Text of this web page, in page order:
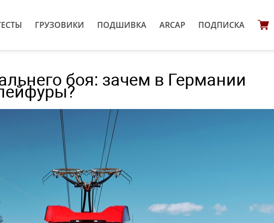
ГРУЗОВИКИ ПОДШИВКА ARCAP ПОДПИСКА
боя: зачем в Германии